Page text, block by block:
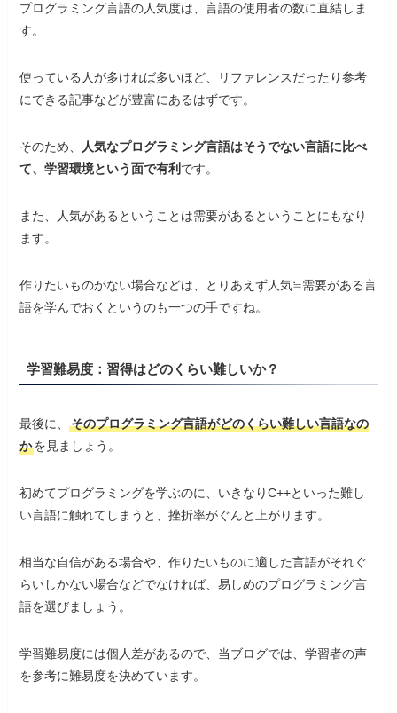
プログラミング言語の人気度は、言語の使用者の数に直結しま
す。
使っている人が多ければ多いほど、リファレンスだったり参考
にできる記事などが豊富にあるはずです。
そのため、
人気なプログラミング言語はそうでない言語に比べ
て、学習環境という面で有利 です。
また、人気があるということは需要があるということにもなり
ます。
作りたいものがない場合などは、とりあえず人気≒需要がある言
語を学んでおくというのも一つの手ですね。
学習難易度 ：習得はどのくらい難しいか？
最後に、そのプログラミング言語がどのくらい難しい言語なの
かを見ましょう。
初めてプログラミングを学ぶのに、いきなりC++といった難し
い言語に触れてしまうと、挫折率がぐんと上がります。
相当な自信がある場合や、作りたいものに適した言語がそれぐ
らいしかない場合などでなければ、易しめのプログラミング言
語を選びましょう。
学習難易度には個人差があるので、当ブログでは、学習者の声
を参考に難易度を決めています。